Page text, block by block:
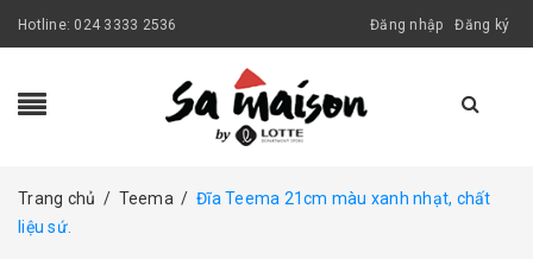
Hotline: 024 3333 2536 Đăng nhập Đăng ký
Trang chủ / Teema / Đĩa Teema 21cm màu xanh nhạt, chất
liệu sứ.